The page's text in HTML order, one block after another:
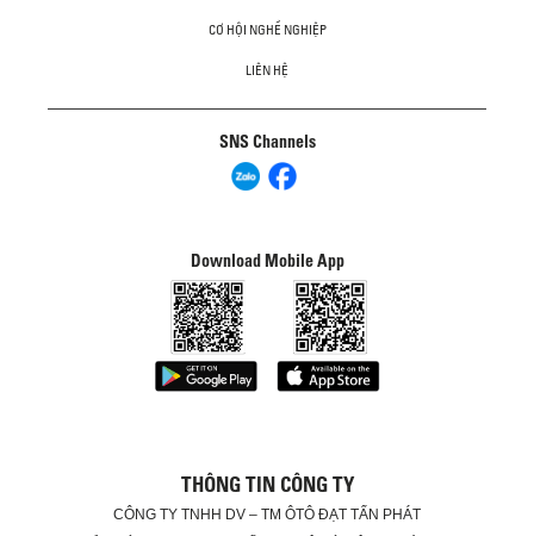
CƠ HỘI NGHỀ NGHIỆP
LIÊN HỆ
SNS Channels
Download Mobile App
THÔNG TIN CÔNG TY
CÔNG TY TNHH DV – TM ÔTÔ ĐẠT TẤN PHÁT